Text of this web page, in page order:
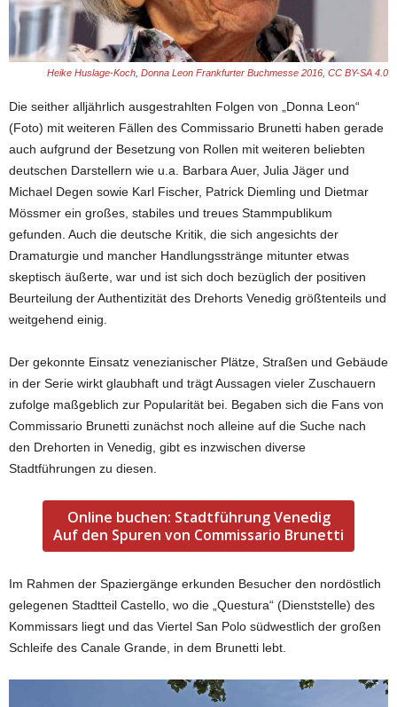
Heike Huslage-Koch Donna Leon Frankfurter Buchmesse 2016 CC BY-SA 4.0
Die seither alljährlich ausgestrahlten Folgen von „Donna Leon“
(Foto) mit weiteren Fällen des Commissario Brunetti haben gerade
auch aufgrund der Besetzung von Rollen mit weiteren beliebten
deutschen Darstellern wie u.a. Barbara Auer, Julia Jäger und
Michael Degen sowie Karl Fischer, Patrick Diemling und Dietmar
Mössmer ein großes, stabiles und treues Stammpublikum
gefunden. Auch die deutsche Kritik, die sich angesichts der
Dramaturgie und mancher Handlungsstränge mitunter etwas
skeptisch äußerte, war und ist sich doch bezüglich der positiven
Beurteilung der Authentizität des Drehorts Venedig größtenteils und
weitgehend einig.
Der gekonnte Einsatz venezianischer Plätze, Straßen und Gebäude
in der Serie wirkt glaubhaft und trägt Aussagen vieler Zuschauern
zufolge maßgeblich zur Popularität bei. Begaben sich die Fans von
Commissario Brunetti zunächst noch alleine auf die Suche nach
den Drehorten in Venedig, gibt es inzwischen diverse
Stadtführungen zu diesen.
Online buchen: Stadtführung Venedig
Auf den Spuren von Commissario Brunetti
Im Rahmen der Spaziergänge erkunden Besucher den nordöstlich
gelegenen Stadtteil Castello, wo die „Questura“ (Dienststelle) des
Kommissars liegt und das Viertel San Polo südwestlich der großen
Schleife des Canale Grande, in dem Brunetti lebt.